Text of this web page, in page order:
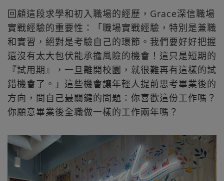
回顧這段求學和初入職場的經歷，Grace深信職場
實戰經驗的重要性：「職場實戰經驗，特別是兼職
和實習，絕對是考驗自己的環節。我們要好好把握
還沒有太大包伏能承擔風險的機會！這只是短期的
『試用期』，一旦離開校園，就很難再有這樣的試
錯機會了。」這些機會讓年輕人提前思考畢業後的
方向，問自己最關鍵的問題：你喜歡這份工作嗎？
你願意畢業後全職做一樣的工作兩年嗎？